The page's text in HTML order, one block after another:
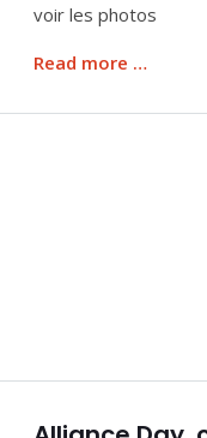
voir les photos
Read more …